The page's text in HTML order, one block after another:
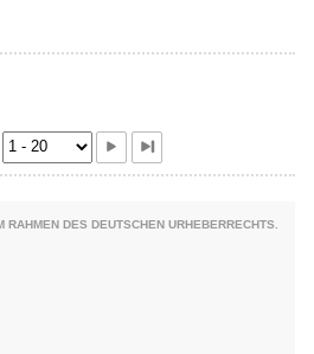
DES DEUTSCHEN URHEBERRECHTS.